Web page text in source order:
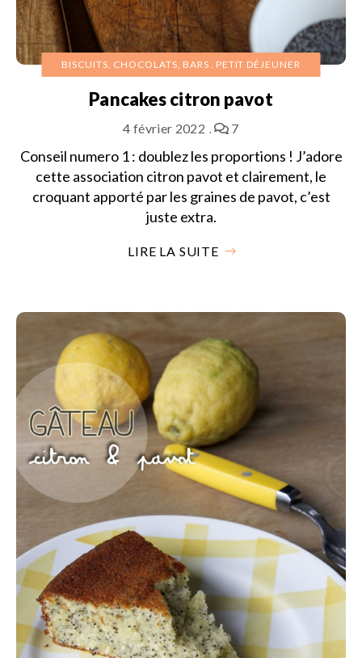
BISCUITS, CHOCOLATS, BARS PETIT DÉJEUNER
Pancakes citron pavot
4 février 2022 7
Conseil numero 1 : doublez les proportions ! J’adore
cette association citron pavot et clairement, le
croquant apporté par les graines de pavot, c’est
juste extra.
LIRE LA SUITE